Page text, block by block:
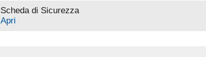
Scheda di Sicurezza
Apri